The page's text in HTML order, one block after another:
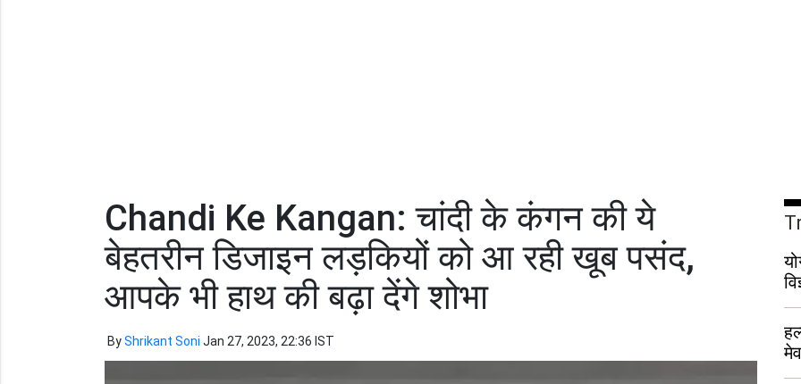
Chandi Ke Kangan: चांदी के कंगन की ये
बेहतरीन डिजाइन लड़कियों को आ रही खूब पसंद,
आपके भी हाथ की बढ़ा देंगे शोभा
ByShrikant Soni Jan 27, 2023, 22:36 IST